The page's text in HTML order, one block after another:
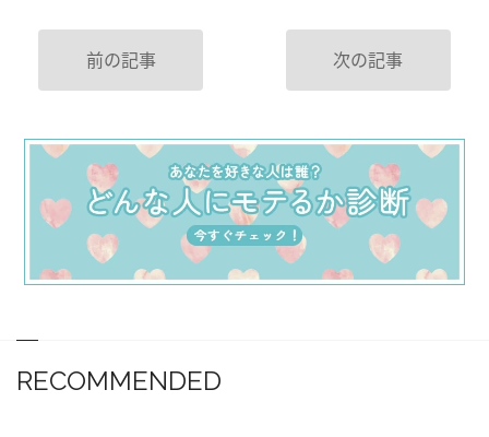
前の記事 次の記事
RECOMMENDED